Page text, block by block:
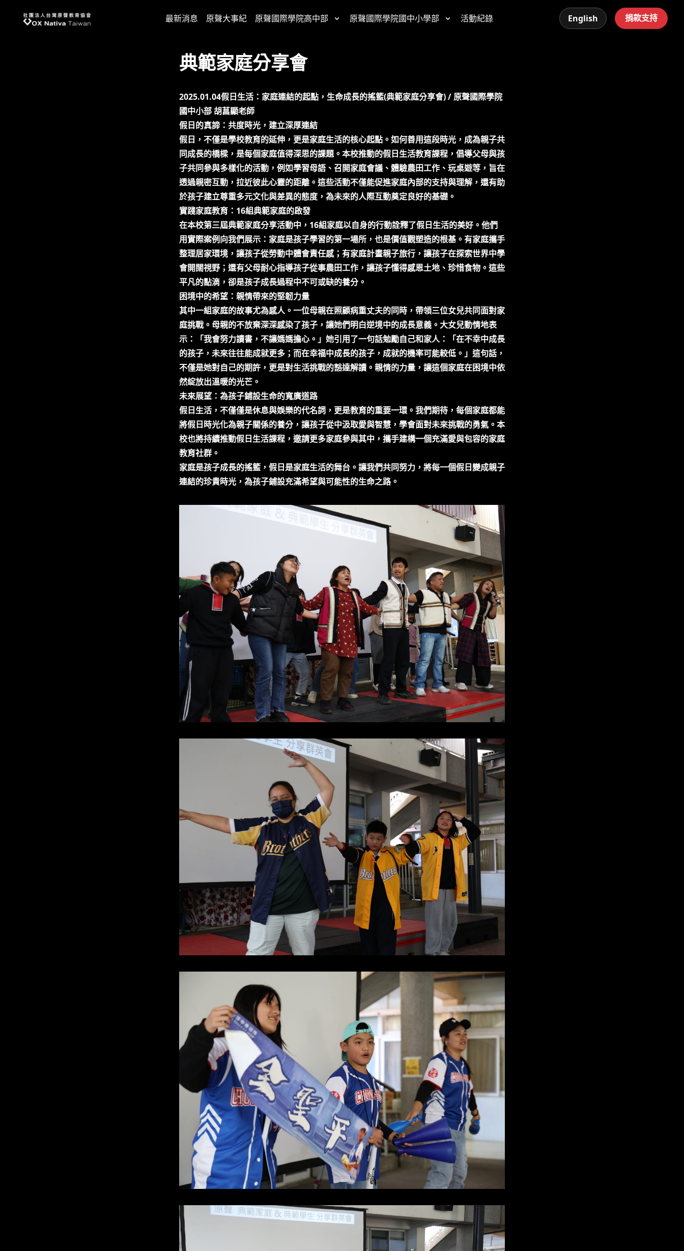
台灣原聲教育協會
最新消息 原聲大事紀 原聲國際學院高中部 原聲國際學院國中小學部 活動紀錄 English 捐款支持
典範家庭分享會
2025.01.04假日生活：家庭連結的起點，生命成長的搖籃(典範家庭分享會) / 原聲國際學院
國中小部 胡菖顯老師
假日的真諦：共度時光，建立深厚連結
假日，不僅是學校教育的延伸，更是家庭生活的核心起點。如何善用這段時光，成為親子共
同成長的橋樑，是每個家庭值得深思的課題。本校推動的假日生活教育課程，倡導父母與孩
子共同參與多樣化的活動，例如學習母語、召開家庭會議、體驗農田工作、玩桌遊等，旨在
透過親密互動，拉近彼此心靈的距離。這些活動不僅能促進家庭內部的支持與理解，還有助
於孩子建立尊重多元文化與差異的態度，為未來的人際互動奠定良好的基礎。
實踐家庭教育：16組典範家庭的啟發
在本校第三屆典範家庭分享活動中，16組家庭以自身的行動詮釋了假日生活的美好。他們
用實際案例向我們展示：家庭是孩子學習的第一場所，也是價值觀塑造的根基。有家庭攜手
整理居家環境，讓孩子從勞動中體會責任感；有家庭計畫親子旅行，讓孩子在探索世界中學
會開闊視野；還有父母耐心指導孩子從事農田工作，讓孩子懂得感恩土地、珍惜食物。這些
平凡的點滴，卻是孩子成長過程中不可或缺的養分。
困境中的希望：親情帶來的堅韌力量
其中一組家庭的故事尤為感人。一位母親在照顧病重丈夫的同時，帶領三位女兒共同面對家
庭挑戰。母親的不放棄深深感染了孩子，讓她們明白逆境中的成長意義。大女兒動情地表
示：「我會努力讀書，不讓媽媽擔心。」她引用了一句話勉勵自己和家人：「在不幸中成長
的孩子，未來往往能成就更多；而在幸福中成長的孩子，成就的機率可能較低。」這句話，
不僅是她對自己的期許，更是對生活挑戰的豁達解讀。親情的力量，讓這個家庭在困境中依
然綻放出溫暖的光芒。
未來展望：為孩子鋪設生命的寬廣道路
假日生活，不僅僅是休息與娛樂的代名詞，更是教育的重要一環。我們期待，每個家庭都能
將假日時光化為親子關係的養分，讓孩子從中汲取愛與智慧，學會面對未來挑戰的勇氣。本
校也將持續推動假日生活課程，邀請更多家庭參與其中，攜手建構一個充滿愛與包容的家庭
教育社群。
家庭是孩子成長的搖籃，假日是家庭生活的舞台。讓我們共同努力，將每一個假日變成親子
連結的珍貴時光，為孩子鋪設充滿希望與可能性的生命之路。